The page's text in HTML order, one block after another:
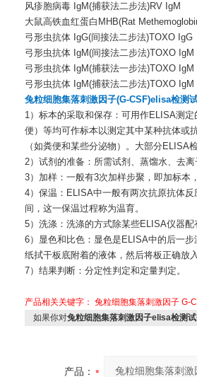
风疹胞病毒 IgM(捕获法二步法)RV IgM
大鼠高铁血红蛋白MHB(Rat
弓形虫抗体 IgG(间接法二步法)TOXO IgG
弓形虫抗体 IgM(间接法二步法)TOXO IgM
弓形虫抗体 IgM(捕获法一步法)TOXO IgM
弓形虫抗体 IgM(捕获法二步法)TOXO IgM
兔粒细胞集落刺激因子(G-CSF)elisa检测
1）标本的采取和保存：可用作ELISA测
便）等均可作标本以测定其中某种抗体或
（如粪便和某些分泌物）。大部分ELISA
2）试剂的准备：所需试剂、蒸馏水、去离
3）加样：一般有3次加样步聚，即加标本
4）保温：ELISA中一般有两次抗原抗体
间，这一保温过程称为温育。
5）洗涤：洗涤的方式除某些ELISA仪器
6）显色和比色：显色是ELISA中的后一
纸拭干板底附着的液体，然后将板正确放
7）结果判断：分定性判定和定量判定。
产品相关关键字： 兔粒细胞集落刺激因子 G-
如果你对兔粒细胞集落刺激因子elisa检测试
产品：